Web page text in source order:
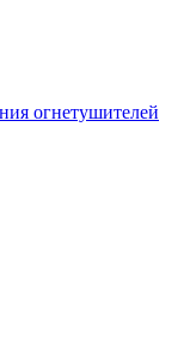
огнетушителей